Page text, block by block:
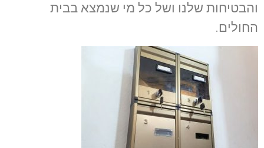
והבטיחות שלנו ושל כל מי שנמצא בבית
החולים.